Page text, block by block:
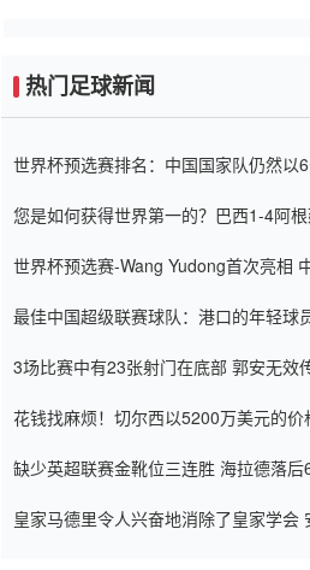
热门足球新闻
世界杯预选赛排名：中国国家队仍然以
您是如何获得世界第一的？巴西1-4阿
世界杯预选赛-Wang Yudong首次亮相
最佳中国超级联赛球队：港口的年轻球
3场比赛中有23张射门在底部 郭安无效
花钱找麻烦！切尔西以5200万美元的
缺少英超联赛金靴位三连胜 海拉德落后
皇家马德里令人兴奋地消除了皇家学会